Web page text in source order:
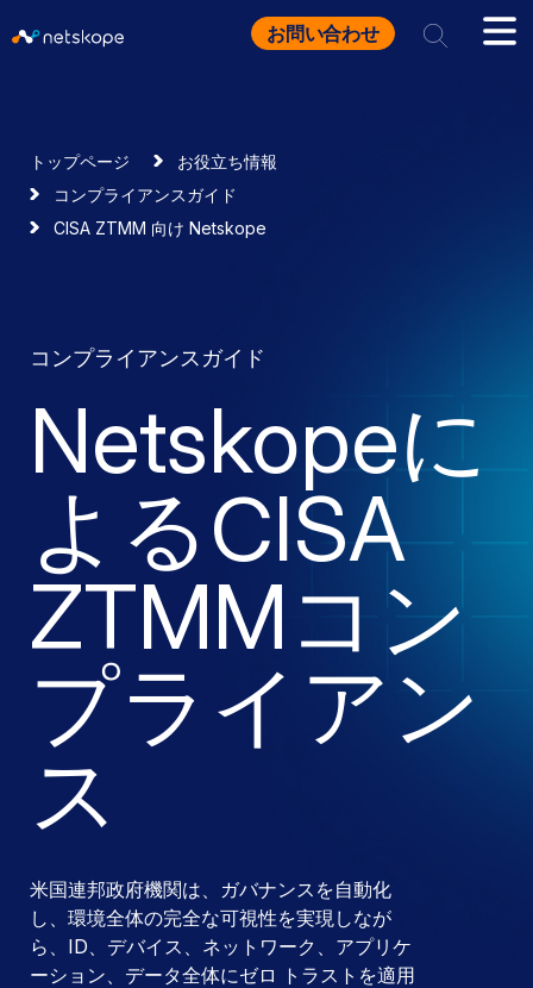
お問い合わせ
トップページ
お役立ち情報
コンプライアンスガイド
CISA ZTMM 向け Netskope
コンプライアンスガイド
Netskopeに
よるCISA
ZTMMコン
プライアン
ス
米国連邦政府機関は、ガバナンスを自動化
し、環境全体の完全な可視性を実現しなが
ら、ID、デバイス、ネットワーク、アプリケ
ーション、データ全体にゼロ トラストを適用